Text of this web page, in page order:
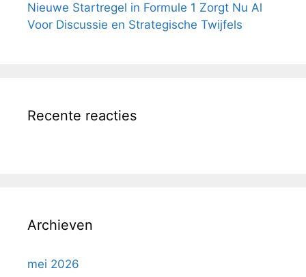
Nieuwe Startregel in Formule 1 Zorgt Nu Al
Voor Discussie en Strategische Twijfels
Recente reacties
Archieven
mei 2026